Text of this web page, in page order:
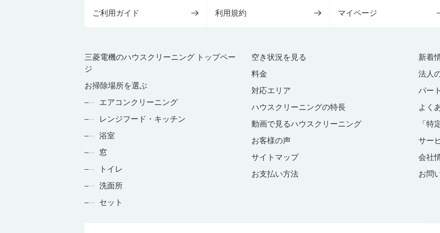
ご利用ガイド 利用規約 マイページ
三菱電機のハウスクリーニング トップペー
ジ
お掃除場所を選ぶ
エアコンクリーニング
レンジフード・キッチン
浴室
窓
トイレ
洗面所
セット
空き状況を見る
料金
対応エリア
ハウスクリーニングの特長
動画で見るハウスクリーニング
お客様の声
サイトマップ
お支払い方法
新着
法人
パー
よく
「特
サー
会社
お問